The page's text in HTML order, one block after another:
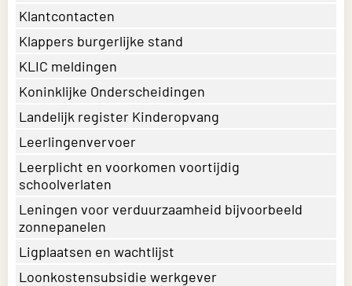
Klantcontacten
Klappers burgerlijke stand
KLIC meldingen
Koninklijke Onderscheidingen
Landelijk register Kinderopvang
Leerlingenvervoer
Leerplicht en voorkomen voortijdig
schoolverlaten
Leningen voor verduurzaamheid bijvoorbeeld
zonnepanelen
Ligplaatsen en wachtlijst
Loonkostensubsidie werkgever